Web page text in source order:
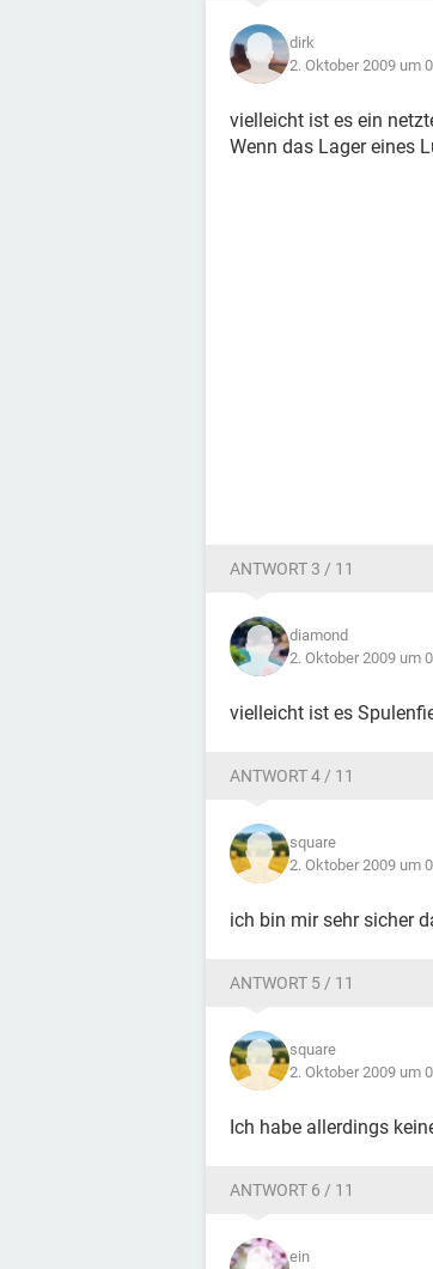
dirk
2. Oktober 2009 um
vielleicht ist es ein
Wenn das Lager eines
ANTWORT 3 / 11
diamond
2. Oktober 2009 um
vielleicht ist es
ANTWORT 4 / 11
square
2. Oktober 2009 um
ich bin mir sehr sicher
ANTWORT 5 / 11
square
2. Oktober 2009 um
Ich habe allerdings
ANTWORT 6 / 11
ein